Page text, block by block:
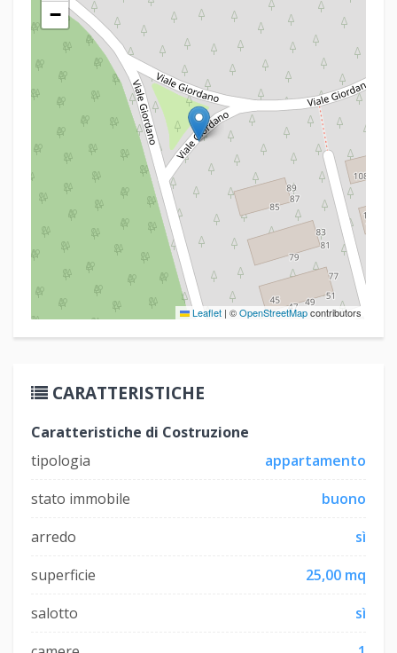
−
Leaflet | ©OpenStreetMapcontributors
CARATTERISTICHE
Caratteristiche di Costruzione
tipologia
appartamento
stato immobile
buono
arredo
sì
superficie
25,00 mq
salotto
sì